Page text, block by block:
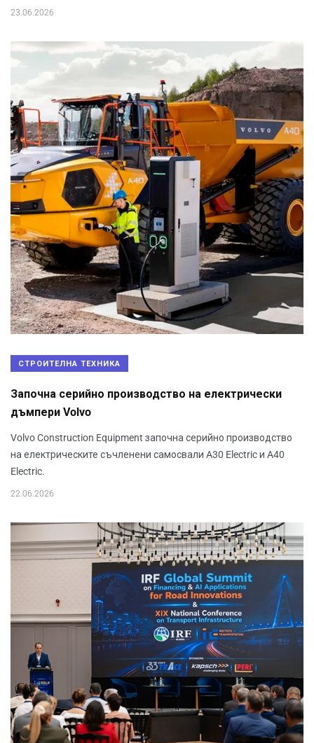
23.06.2026
СТРОИТЕЛНА ТЕХНИКА
Започна серийно производство на електрически
дъмпери Volvo
Volvo Construction Equipment започна серийно производство
на електрическите съчленени самосвали A30 Electric и A40
Electric.
22.06.2026